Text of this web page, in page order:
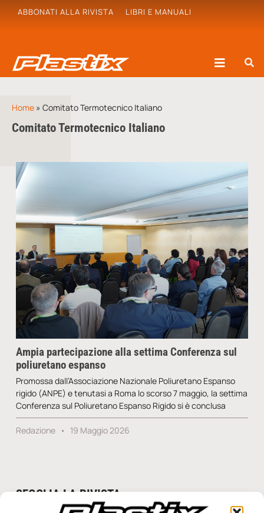
ABBONATI ALLA RIVISTA LIBRI E MANUALI
Home » Comitato Termotecnico Italiano
Comitato Termotecnico Italiano
Ampia partecipazione alla settima Conferenza sul
poliuretano espanso
Promossa dall’Associazione Nazionale Poliuretano Espanso
rigido (ANPE) e tenutasi a Roma lo scorso 7 maggio, la settima
Conferenza sul Poliuretano Espanso Rigido si è conclusa
Redazione 19 Maggio 2026
SFOGLIA LA RIVISTA